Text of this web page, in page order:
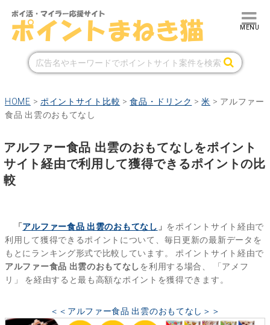
HOME > ポイントサイト比較 >食品・ドリンク >米 > アルファー
食品 出雲のおもてなし
アルファー食品 出雲のおもてなしをポイント
サイト経由で利用して獲得できるポイントの比
較
「 アルファー食品 出雲のおもてなし 」 をポイントサイト経由で
利用して獲得できるポイントについて、毎日更新の最新データを
もとにランキング形式で比較しています。 ポイントサイト経由で
アルファー食品 出雲のおもてなしを利用する場合、
「アメフ
リ」
を経由すると最も高額なポイントを獲得できます。
＜＜アルファー食品 出雲のおもてなし＞＞